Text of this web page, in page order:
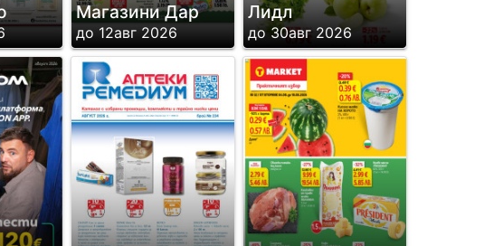
Магазини Дар
до 12авг 2026
Лидл
до 30авг 2026